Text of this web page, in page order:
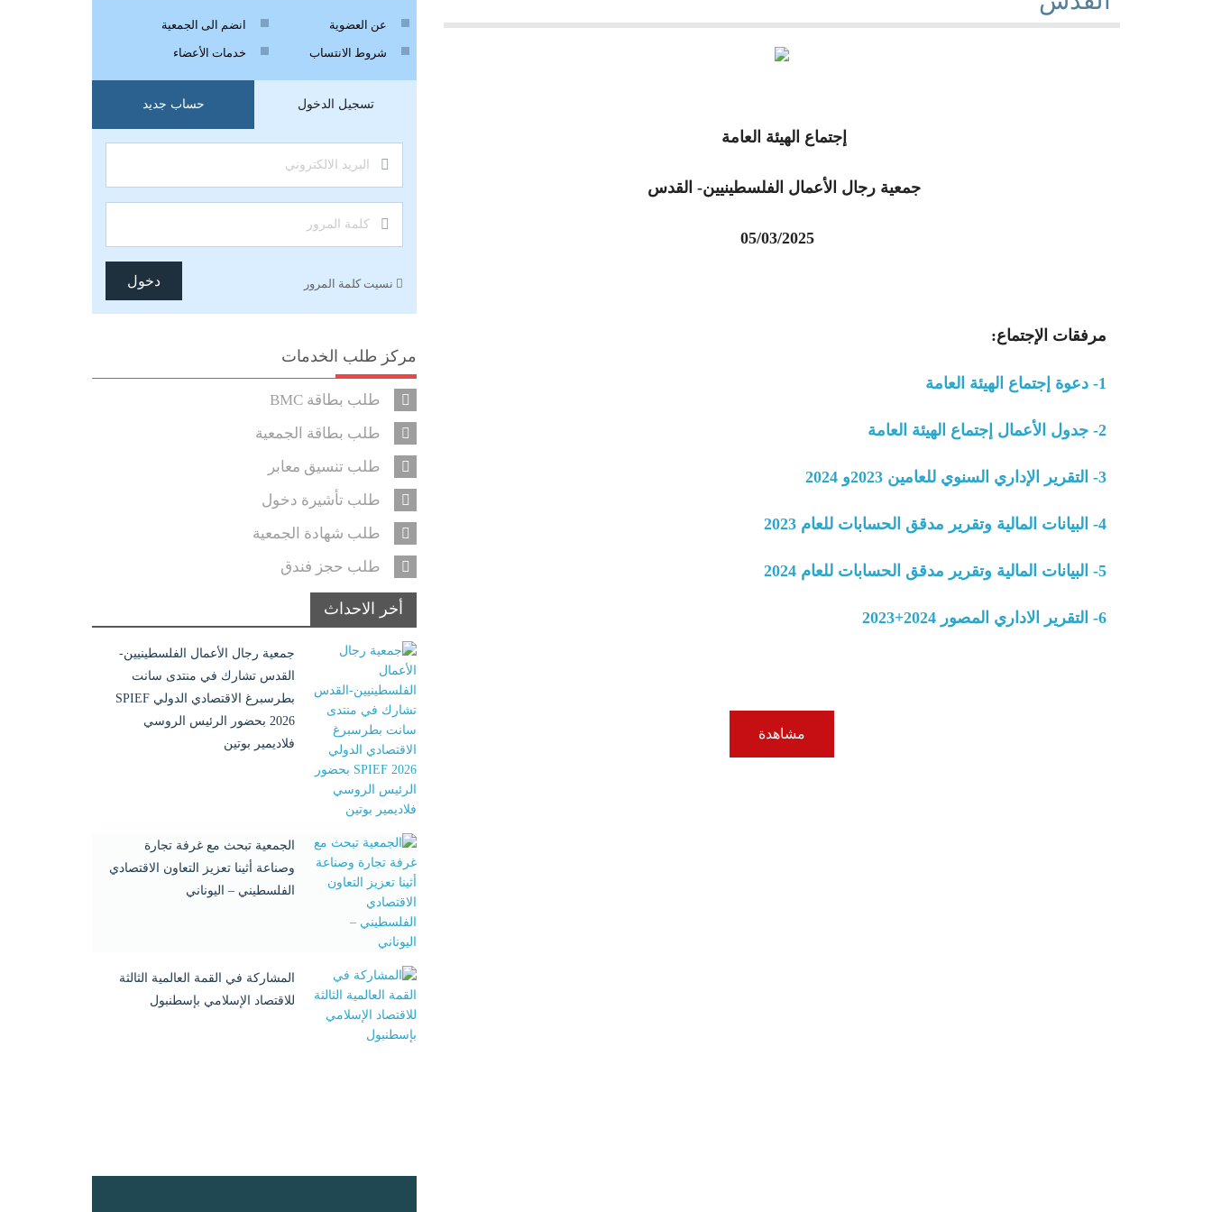
جمعية رجال الأعمال الفلسطينيين-القدس تهنئ مجلس الإدارة الجديد للبنك الوطني،
الجمعية تبحث مع القنصل اليوناني العام في القدس آفاق التعاون الاقتصادي وتعزيز الشراكة مع القطاع الخاص الفلسطيني
جمعية رجال الأعمال الفلسطينيين تبحث سبل تعزيز دور المرأة في الاقتصاد مع شبكة سيدات الأعمال والمهنيات
إجتماع الهيئة العامة
جمعية رجال الأعمال الفلسطينيين- القدس
مرفقات الإجتماع:
1- دعوة إجتماع الهيئة العامة
2- جدول الأعمال إجتماع الهيئة العامة
3- التقرير الإداري السنوي للعامين 2023و 2024
4- البيانات المالية وتقرير مدقق الحسابات للعام 2023
5- البيانات المالية وتقرير مدقق الحسابات للعام 2024
6- التقرير الاداري المصور 2024+2023
مشاهدة
عن العضوية انضم الى الجمعية
شروط الانتساب خدمات الأعضاء
تسجيل الدخول حساب جديد
نسيت كلمة المرور دخول
مركز طلب الخدمات
طلب بطاقة BMC
طلب بطاقة الجمعية
طلب تنسيق معابر
طلب تأشيرة دخول
طلب شهادة الجمعية
طلب حجز فندق
أخر الاحداث
جمعية رجال الأعمال الفلسطينيين-
القدس تشارك في منتدى سانت
بطرسبرغ الاقتصادي الدولي SPIEF
2026 بحضور الرئيس الروسي
فلاديمير بوتين
الجمعية تبحث مع غرفة تجارة
وصناعة أثينا تعزيز التعاون الاقتصادي
الفلسطيني – اليوناني
المشاركة في القمة العالمية الثالثة
للاقتصاد الإسلامي بإسطنبول